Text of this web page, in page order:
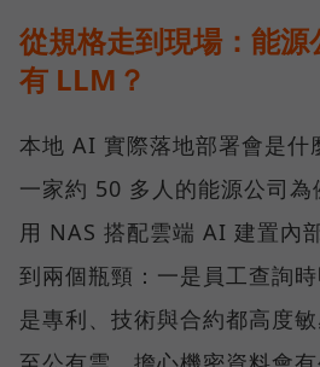
從規格走到現場：能
有 LLM？
本地 AI 實際落地部署會是什
一家約 50 多人的能源公司
用 NAS 搭配雲端 AI 建置內
到兩個瓶頸：一是員工查詢
是專利、技術與合約都高度